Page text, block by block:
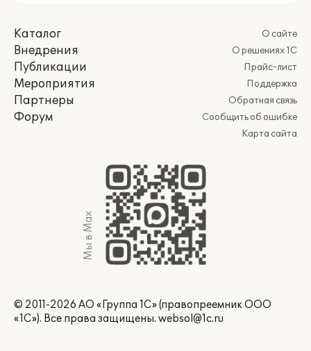
Каталог
Внедрения
Публикации
Мероприятия
Партнеры
Форум
О сайте
О решениях 1С
Прайс-лист
Поддержка
Обратная связь
Сообщить об ошибке
Карта сайта
Мы в Max
© 2011-2026 АО «Группа 1С» (правопреемник ООО
«1С»). Все права защищены. websol@1c.ru